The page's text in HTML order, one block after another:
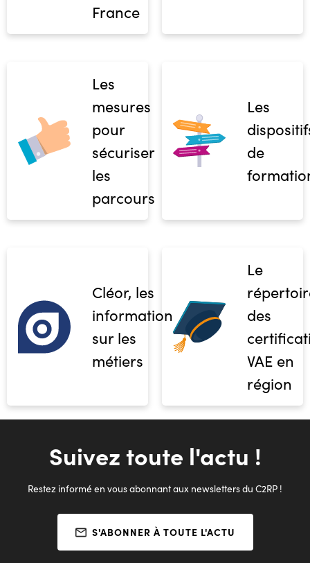
France
Les
mesures
pour
sécuriser
les
parcours
Les
de
Cléor, les
informations
sur les
métiers
Le
des
VAE en
région
Suivez toute l'actu !
Restez informé en vous abonnant aux newsletters du C2RP !
S'ABONNER À TOUTE L'ACTU